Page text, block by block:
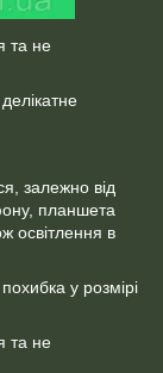
та не
залежно від
планшета
освітлення в
у розмірі
та не